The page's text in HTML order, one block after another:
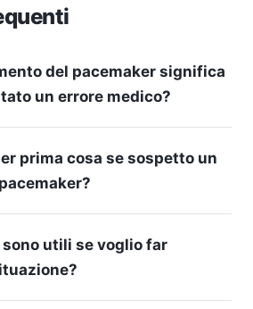
del pacemaker significa
un errore medico?
prima cosa se sospetto un
utili se voglio far